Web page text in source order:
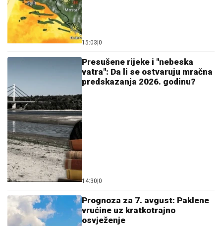
15:03 0
Presušene rijeke i "nebeska
vatra": Da li se ostvaruju mračna
predskazanja 2026. godinu?
14:30 0
Prognoza za 7. avgust: Paklene
vrućine uz kratkotrajno
osvježenje